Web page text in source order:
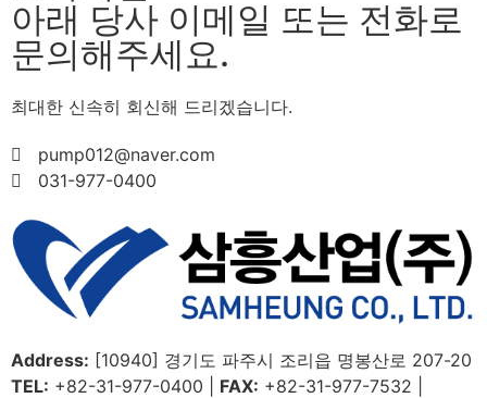
아래 당사 이메일 또는 전화로
문의해주세요.
최대한 신속히 회신해 드리겠습니다.
pump012@naver.com
031-977-0400
Address: [10940] 경기도 파주시 조리읍 명봉산로 207-20
TEL: +82-31-977-0400 | FAX: +82-31-977-7532 |